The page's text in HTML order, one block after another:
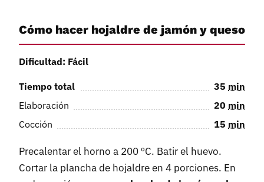
Cómo hacer hojaldre de jamón y queso
Dificultad: Fácil
Tiempo total 35 min
Elaboración
20 min
Cocción
15 min
Precalentar el horno a 200 ºC. Batir el huevo.
Cortar la plancha de hojaldre en 4 porciones. En